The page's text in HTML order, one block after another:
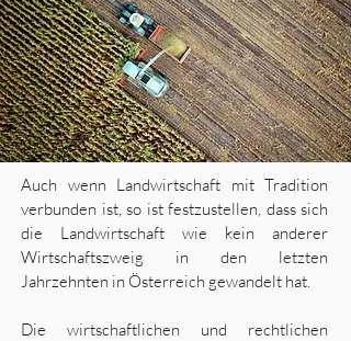
Auch wenn Landwirtschaft mit Tradition
verbunden ist, so ist festzustellen, dass sich
die Landwirtschaft wie kein anderer
Wirtschaftszweig in den letzten
Jahrzehnten in Österreich gewandelt hat.
Die wirtschaftlichen und rechtlichen